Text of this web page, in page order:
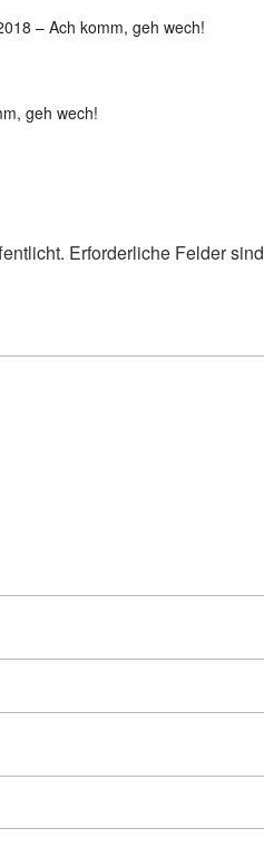
– Ach komm, geh wech!
geh wech!
Erforderliche Felder sind